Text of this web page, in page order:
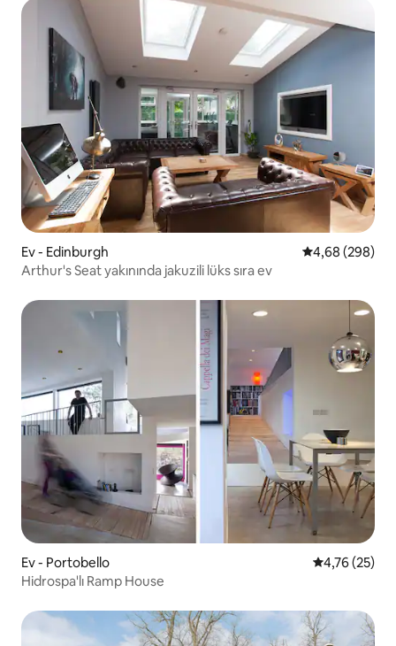
Ev - Edinburgh 5 üzerinden
4,68 (298)
Arthur's Seat yakınında jakuzili lüks sıra ev
Ev - Portobello 5 üzerinden
4,76 (25)
Hidrospa'lı Ramp House